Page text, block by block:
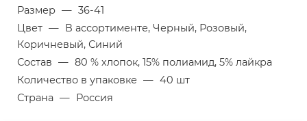
Размер — 36-41
Цвет — В ассортименте, Черный, Розовый,
Коричневый, Синий
Состав — 80 % хлопок, 15% полиамид, 5% лайкра
Количество в упаковке — 40 шт
Страна — Россия